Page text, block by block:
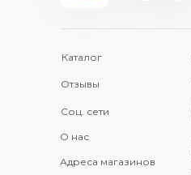
Каталог
Соц. сети
Отзывы
О нас
Адреса магазинов